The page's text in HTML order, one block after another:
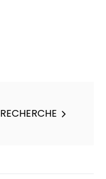
RECHERCHE